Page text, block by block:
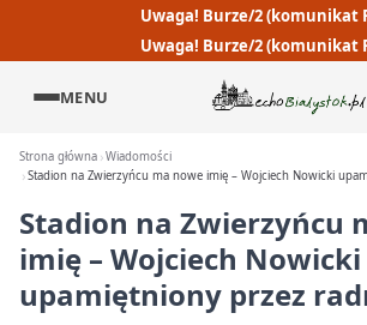
Uwaga! Burze/2 (komunikat
Uwaga! Burze/2 (komunikat
MENU
Strona główna Wiadomości
Stadion na Zwierzyńcu ma nowe imię – Wojciech Nowicki
Stadion na Zwierzyńcu
imię – Wojciech Nowicki
upamiętniony przez